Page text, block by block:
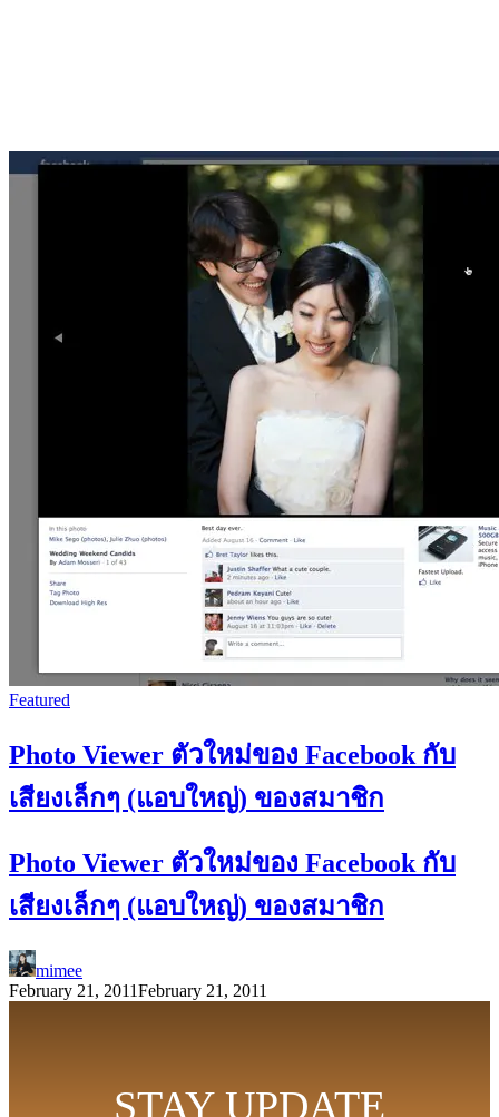
Featured
Photo Viewer ตัวใหม่ของ Facebook กับ
เสียงเล็กๆ (แอบใหญ่) ของสมาชิก
Photo Viewer ตัวใหม่ของ Facebook กับ
เสียงเล็กๆ (แอบใหญ่) ของสมาชิก
mimee
February 21, 2011February 21, 2011
STAY UPDATE